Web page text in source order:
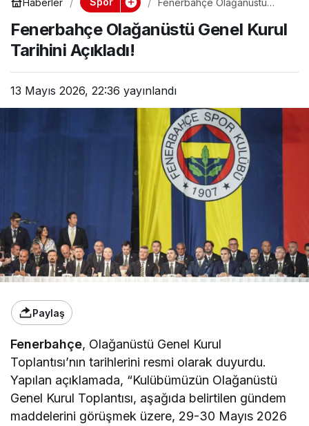
Fenerbahçe Olağanüstü Genel Kurul
Tarihini Açıkladı!
13 Mayıs 2026, 22:36 yayınlandı
Paylaş
Fenerbahçe, Olağanüstü Genel Kurul
Toplantısı’nın tarihlerini resmi olarak duyurdu.
Yapılan açıklamada, “Kulübümüzün Olağanüstü
Genel Kurul Toplantısı, aşağıda belirtilen gündem
maddelerini görüşmek üzere, 29-30 Mayıs 2026